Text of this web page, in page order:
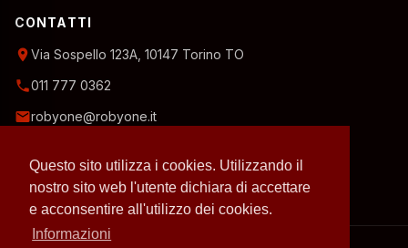
Questo sito utilizza i cookies. Utilizzando il
nostro sito web l'utente dichiara di accettare
e acconsentire all'utilizzo dei cookies.
Informazioni
CONTATTI
location_onVia Sospello 123A, 10147 Torino TO
phone011 777 0362
emailrobyone@robyone.it
Mar, Gio, Sab: 10:00–12:30Domenica: chiuso